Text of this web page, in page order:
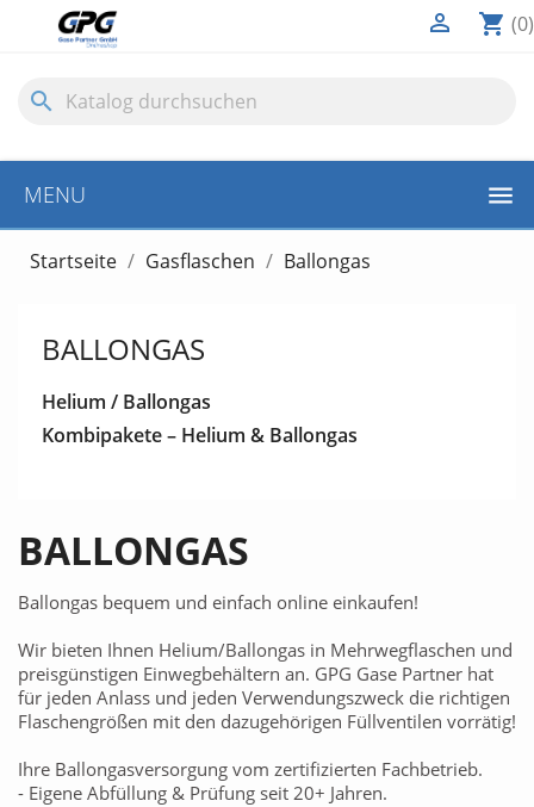
shopping_cart (0)

search
MENU
Startseite Gasflaschen Ballongas
BALLONGAS
Helium / Ballongas
Kombipakete – Helium & Ballongas
BALLONGAS
Ballongas bequem und einfach online einkaufen!
Wir bieten Ihnen Helium/Ballongas in Mehrwegflaschen und
preisgünstigen Einwegbehältern an. GPG Gase Partner hat
für jeden Anlass und jeden Verwendungszweck die richtigen
Flaschengrößen mit den dazugehörigen Füllventilen vorrätig!
Ihre Ballongasversorgung vom zertifizierten Fachbetrieb.
- Eigene Abfüllung & Prüfung seit 20+ Jahren.